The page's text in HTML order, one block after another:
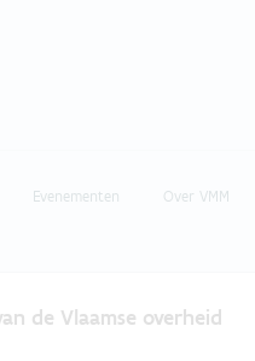
Evenementen Over VMM
de Vlaamse overheid